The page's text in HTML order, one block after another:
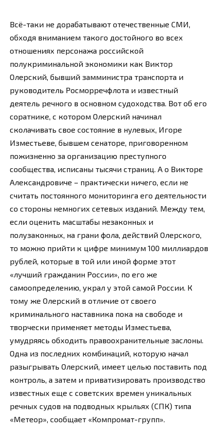
Всё-таки не дорабатывают отечественные СМИ,
обходя вниманием такого достойного во всех
отношениях персонажа российской
полукриминальной экономики как Виктор
Олерский, бывший замминистра транспорта и
руководитель Росморречфлота и известный
деятель речного в основном судоходства. Вот об его
соратнике, с котором Олерский начинал
сколачивать свое состояние в нулевых, Игоре
Изместьеве, бывшем сенаторе, приговоренном
пожизненно за организацию преступного
сообщества, исписаны тысячи страниц. А о Викторе
Александровиче – практически ничего, если не
считать постоянного мониторинга его деятельности
со стороны немногих сетевых изданий. Между тем,
если оценить масштабы незаконных и
полузаконных, на грани фола, действий Олерского,
то можно прийти к цифре минимум 100 миллиардов
рублей, которые в той или иной форме этот
«лучший гражданин России», по его же
самоопределению, украл у этой самой России. К
тому же Олерский в отличие от своего
криминального наставника пока на свободе и
творчески применяет методы Изместьева,
умудряясь обходить правоохранительные заслоны.
Одна из последних комбинаций, которую начал
разыгрывать Олерский, имеет целью поставить под
контроль, а затем и приватизировать производство
известных еще с советских времен уникальных
речных судов на подводных крыльях (СПК) типа
«Метеор», сообщает «Компромат-групп».